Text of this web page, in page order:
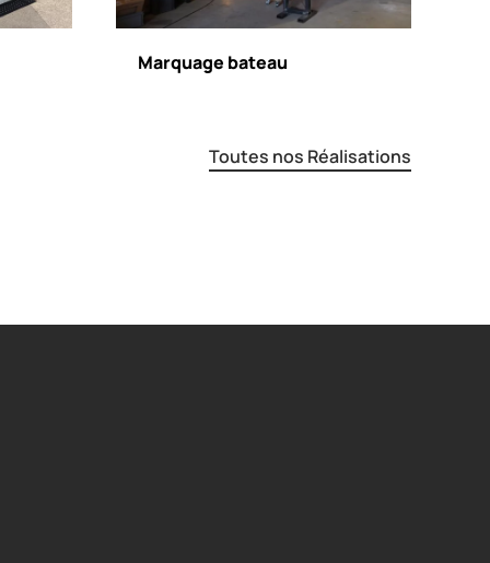
Marquage bateau
Toutes nos Réalisations